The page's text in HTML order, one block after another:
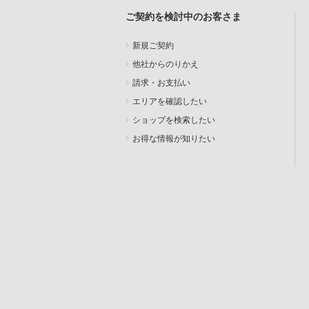
ご契約を検討中のお客さま
新規ご契約
他社からのりかえ
請求・お支払い
エリアを確認したい
ショップを検索したい
お得な情報が知りたい